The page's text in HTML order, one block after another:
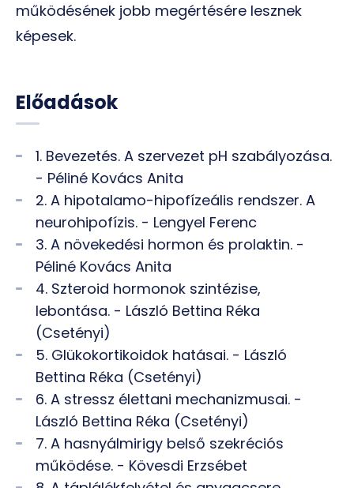
működésének jobb megértésére lesznek
képesek.
Előadások
1. Bevezetés. A szervezet pH szabályozása.
- Péliné Kovács Anita
2. A hipotalamo-hipofízeális rendszer. A
neurohipofízis. - Lengyel Ferenc
3. A növekedési hormon és prolaktin. -
Péliné Kovács Anita
4. Szteroid hormonok szintézise,
lebontása. - László Bettina Réka
(Csetényi)
5. Glükokortikoidok hatásai. - László
Bettina Réka (Csetényi)
6. A stressz élettani mechanizmusai. -
László Bettina Réka (Csetényi)
7. A hasnyálmirigy belső szekréciós
működése. - Kövesdi Erzsébet